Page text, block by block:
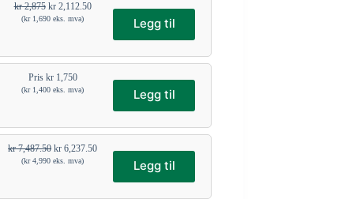
kr2,875 kr2,112.50
(kr1,690 eks. mva) Legg til
Pris kr1,750
(kr1,400 eks. mva) Legg til
kr7,487.50 kr 6,237.50
(kr4,990 eks. mva) Legg til